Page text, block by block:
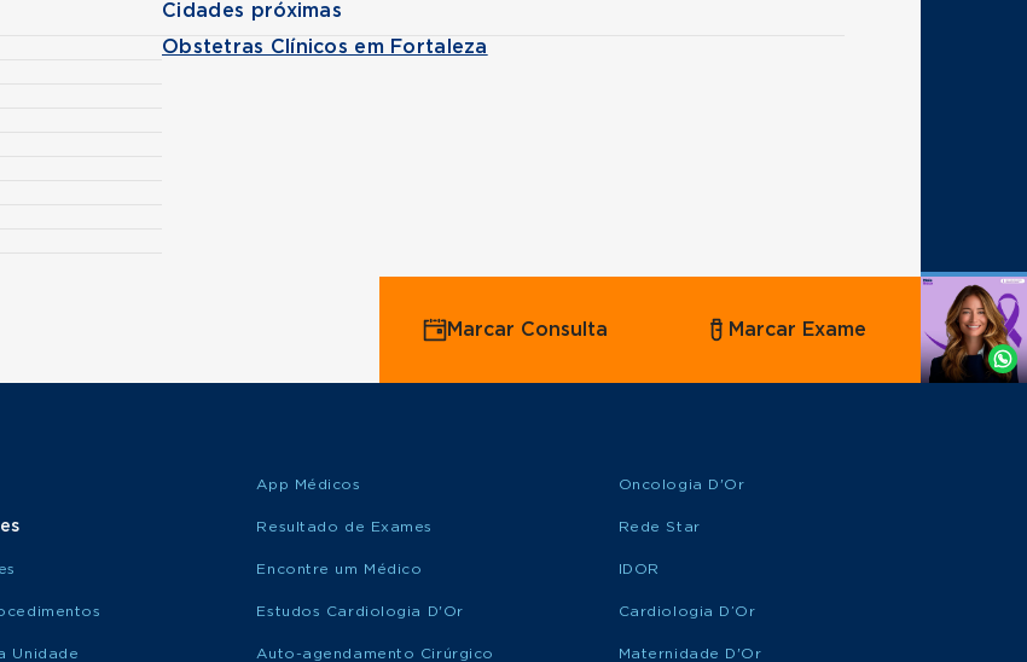
Cidades próximas
Obstetras Clínicos em Fortaleza
Agende
Whatsapp
Marcar Consulta Marcar Exame
Unidade
App Médicos
Resultado de Exames
Encontre um Médico
Estudos Cardiologia D'Or
Auto-agendamento Cirúrgico
Oncologia D'Or
Rede Star
IDOR
Cardiologia D’Or
Maternidade D'Or